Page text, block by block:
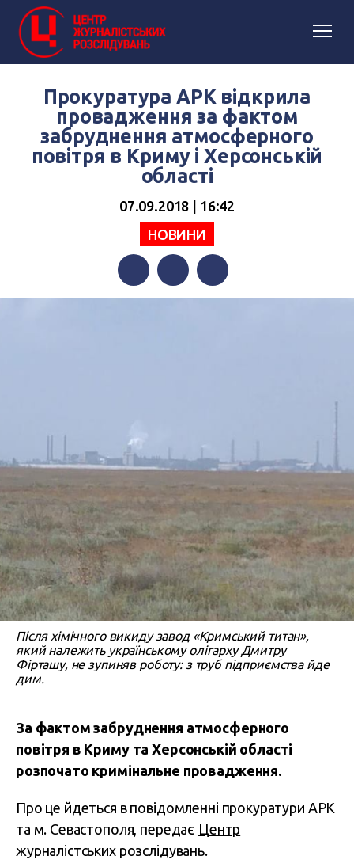
Прокуратура АРК відкрила
провадження за фактом
забруднення атмосферного
повітря в Криму і Херсонській
області
07.09.2018 | 16:42
НОВИНИ
FacebookTwitterTelegram
Після хімічного викиду завод «Кримський титан»,
який належить українському олігарху Дмитру
Фірташу, не зупиняв роботу: з труб підприємства йде
дим.
За фактом забруднення атмосферного
повітря в Криму та Херсонській області
розпочато кримінальне провадження.
Про це йдеться в повідомленні прокуратури АРК
та м. Севастополя, передає Центр
журналістських розслідувань.